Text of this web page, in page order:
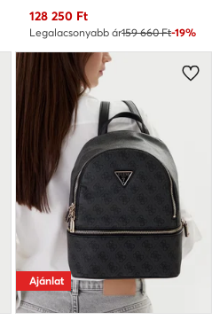
Aktuális ár
128 250 Ft
Legalacsonyabb ár159 660 Ft-19%
Ajánlat